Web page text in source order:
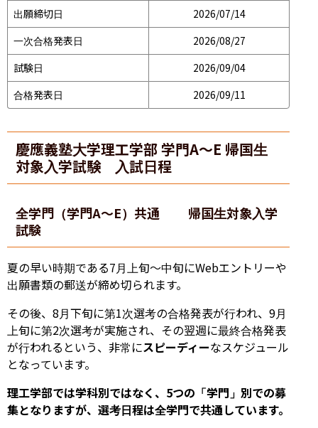
出願締切日
2026/07/14
一次合格発表日
2026/08/27
試験日
2026/09/04
合格発表日
2026/09/11
慶應義塾大学理工学部 学門A〜E 帰国生
対象入学試験 入試日程
全学門（学門A〜E）共通 帰国生対象入学
試験
夏の早い時期である7月上旬〜中旬にWebエントリーや
出願書類の郵送が締め切られます。
その後、8月下旬に第1次選考の合格発表が行われ、9月
上旬に第2次選考が実施され、その翌週に最終合格発表
が行われるという、非常にスピーディーなスケジュール
となっています。
理工学部では学科別ではなく、5つの「学門」別での募
集となりますが、選考日程は全学門で共通しています。